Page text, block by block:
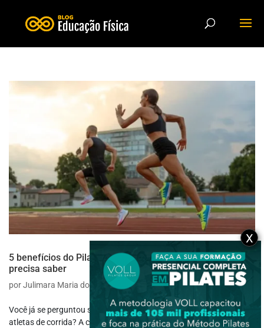
5 benefícios do Pilates para atletas de corrida que você
precisa saber
porJulimara Maria dos Santos ago 26, 2024 Corrida,Esportes
Você já se perguntou se há benefícios em praticar o Pilates para
atletas de corrida? A corrida é uma atividade física amplamente
X